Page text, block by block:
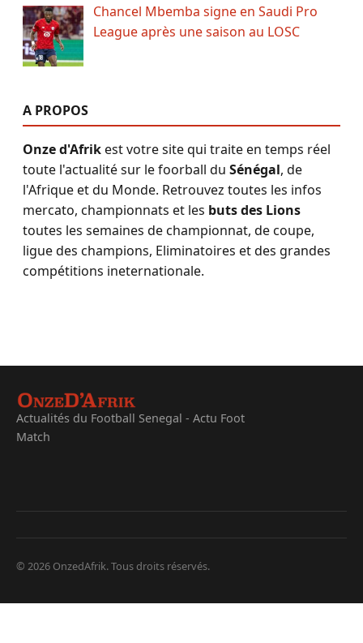
Chancel Mbemba signe en Saudi Pro
League après une saison au LOSC
A PROPOS
Onze d'Afrikest votre site qui traite en temps réel
toute l'actualité sur le foorball du Sénégal, de
l'Afrique et du Monde. Retrouvez toutes les infos
mercato, championnats et les buts des Lions
toutes les semaines de championnat, de coupe,
ligue des champions, Eliminatoires et des grandes
compétitions ineternationale.
Actualités du Football Senegal - Actu Foot
Match
© 2026 OnzedAfrik. Tous droits réservés.